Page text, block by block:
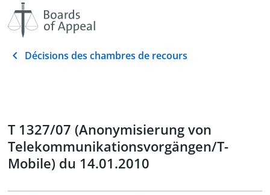
Décisions des chambres de recours
T 1327/07 (Anonymisierung von
Telekommunikationsvorgängen/T-
Mobile) du 14.01.2010